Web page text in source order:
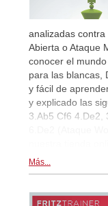
analizadas
Abierta o Ataque
conocer el
para las blancas,
y fácil de
y explicado las
3.Ab5 Cf6 4.De2,
Más...